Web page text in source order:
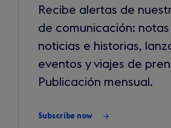
Recibe alertas de
de comunicación:
noticias e historias,
eventos y viajes de
Publicación mensual.
Subscribe now